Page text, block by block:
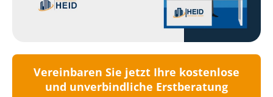
Vereinbaren Sie jetzt Ihre kostenlose
und unverbindliche Erstberatung